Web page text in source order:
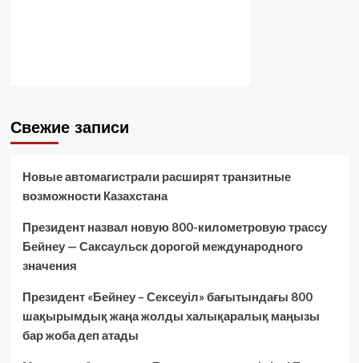
Свежие записи
Новые автомагистрали расширят транзитные
возможности Казахстана
Президент назвал новую 800-километровую трассу
Бейнеу — Саксаульск дорогой международного
значения
Президент «Бейнеу – Сексеуіл» бағытындағы 800
шақырымдық жаңа жолды халықаралық маңызы
бар жоба деп атады